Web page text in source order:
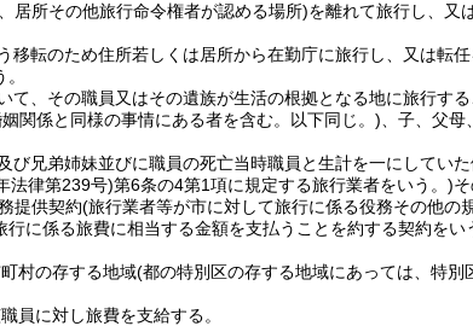
居所その他旅行命令権者が認める場所)を離れて旅行し、又
転のため住所若しくは居所から在勤庁に旅行し、又は転
、その職員又はその遺族が生活の根拠となる地に旅行する
関係と同様の事情にある者を含む。以下同じ。) 、子、父
兄弟姉妹並びに職員の死亡当時職員と生計を一にしていた
法律第239号)第6条の4第1項に規定する旅行業者をいう。)
提供契約(旅行業者等が市に対して旅行に係る役務その他の
に係る旅費に相当する金額を支払うことを約する契約をい
村の存する地域(都の特別区の存する地域にあっては、特別
員に対し旅費を支給する。